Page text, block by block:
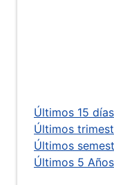
Últimos 15 días
Últimos
Últimos
Últimos 5 Años